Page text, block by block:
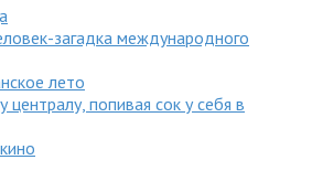
загадка международного
лето
попивая сок у себя в